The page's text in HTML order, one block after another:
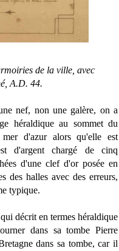
de la ville, avec
A.D. 44.
nef, non une galère, on a
héraldique au sommet du
d'azur alors qu'elle est
d'argent chargé de cinq
d'une clef d'or posée en
des halles avec des erreurs,
typique.
décrit en termes héraldique
dans sa tombe Pierre
dans sa tombe, car il